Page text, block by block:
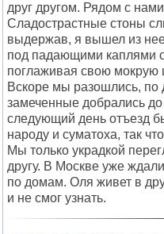
друг другом. Рядом с
Сладострастные стоны
выдержав, я вышел из
под падающими каплями
поглаживая свою мокрую
Вскоре мы разошлись, по
замеченные добрались
следующий день отъезд
народу и суматоха, так
Мы только украдкой
другу. В Москве уже
по домам. Оля живет в
и не смог узнать.